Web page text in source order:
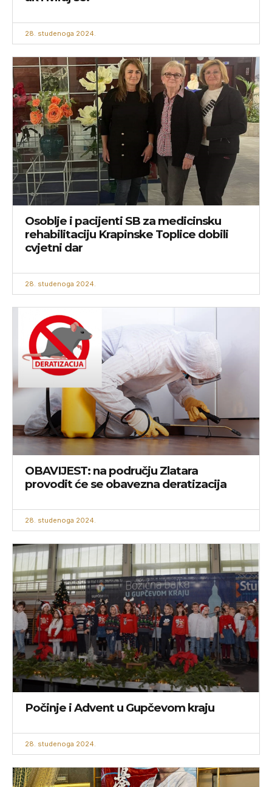
28. studenoga 2024.
Osoblje i pacijenti SB za medicinsku
rehabilitaciju Krapinske Toplice dobili
cvjetni dar
28. studenoga 2024.
OBAVIJEST: na području Zlatara
provodit će se obavezna deratizacija
28. studenoga 2024.
Počinje i Advent u Gupčevom kraju
28. studenoga 2024.